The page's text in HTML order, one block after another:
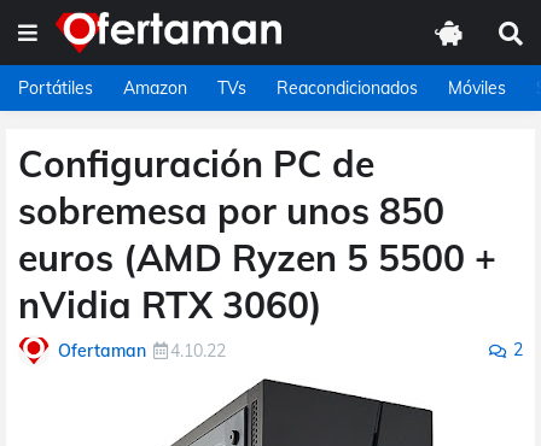
Portátiles Amazon TVs Reacondicionados Móviles
Configuración PC de
sobremesa por unos 850
euros (AMD Ryzen 5 5500 +
nVidia RTX 3060)
Ofertaman 4.10.22 2